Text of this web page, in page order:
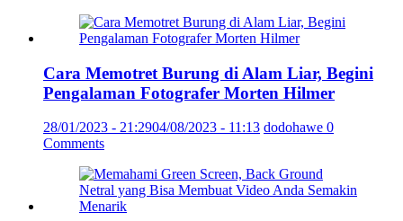
Cara Memotret Burung di Alam Liar, Begini
Pengalaman Fotografer Morten Hilmer
28/01/2023 - 21:2904/08/2023 - 11:13 dodohawe 0
Comments